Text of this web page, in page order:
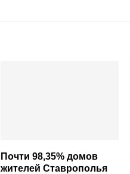
Почти 98,35% домов
жителей Ставрополья